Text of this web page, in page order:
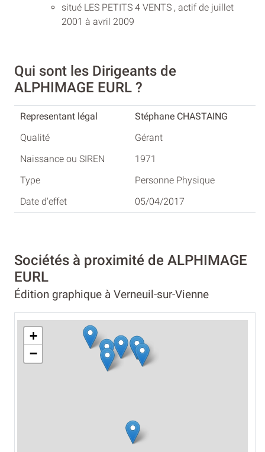
situé LES PETITS 4 VENTS , actif de juillet
2001 à avril 2009
Qui sont les Dirigeants de
ALPHIMAGE EURL ?
Stéphane CHASTAING
Gérant
1971
Personne Physique
05/04/2017
Sociétés à proximité de ALPHIMAGE
EURL
Édition graphique à Verneuil-sur-Vienne
+
−